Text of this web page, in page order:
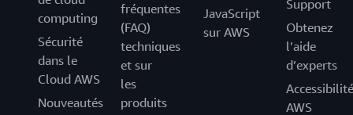
computing
Sécurité
dans le
Cloud AWS
Nouveautés
fréquentes
(FAQ)
techniques
et sur
les
produits
JavaScript
sur AWS
Support
Obtenez
l’aide
d’experts
Accessibilité
AWS